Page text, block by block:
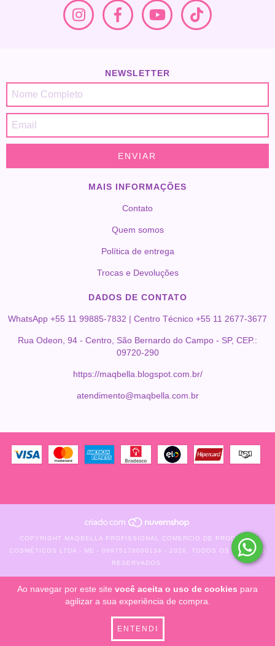
Ao navegar por este site você aceita o uso de cookies para
agilizar a sua experiência de compra.
ENTENDI
NEWSLETTER
MAIS INFORMAÇÕES
Contato
Quem somos
Política de entrega
Trocas e Devoluções
DADOS DE CONTATO
WhatsApp +55 11 99885-7832 | Centro Técnico +55 11 2677-3677
Rua Odeon, 94 - Centro, São Bernardo do Campo - SP, CEP.:
09720-290
https://maqbella.blogspot.com.br/
atendimento@maqbella.com.br
COPYRIGHT MAQBELLA PROFISSIONAL COMERCIO DE PRODUTOS
COSMÉTICOS LTDA - ME - 06975178000134 - 2026. TODOS OS DIREITOS
RESERVADOS.